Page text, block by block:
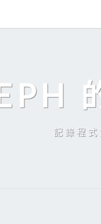
EPH
記錄程